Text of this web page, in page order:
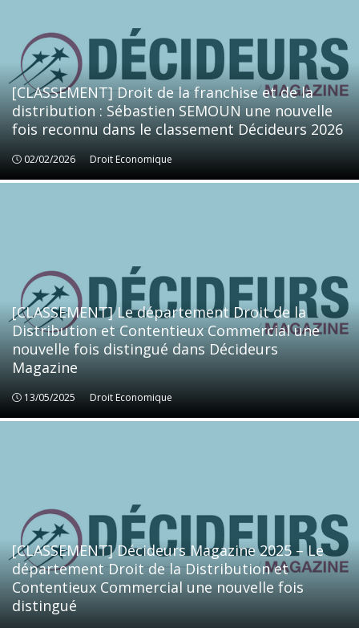
[CLASSEMENT] Droit de la franchise et de la
distribution : Sébastien SEMOUN une nouvelle
fois reconnu dans le classement Décideurs 2026
02/02/2026 Droit Economique
Droit Economique
[CLASSEMENT] Le département Droit de la
Distribution et Contentieux Commercial une
nouvelle fois distingué dans Décideurs
Magazine
13/05/2025 Droit Economique
Droit Economique
[CLASSEMENT] Décideurs Magazine 2025 – Le
département Droit de la Distribution et
Contentieux Commercial une nouvelle fois
distingué